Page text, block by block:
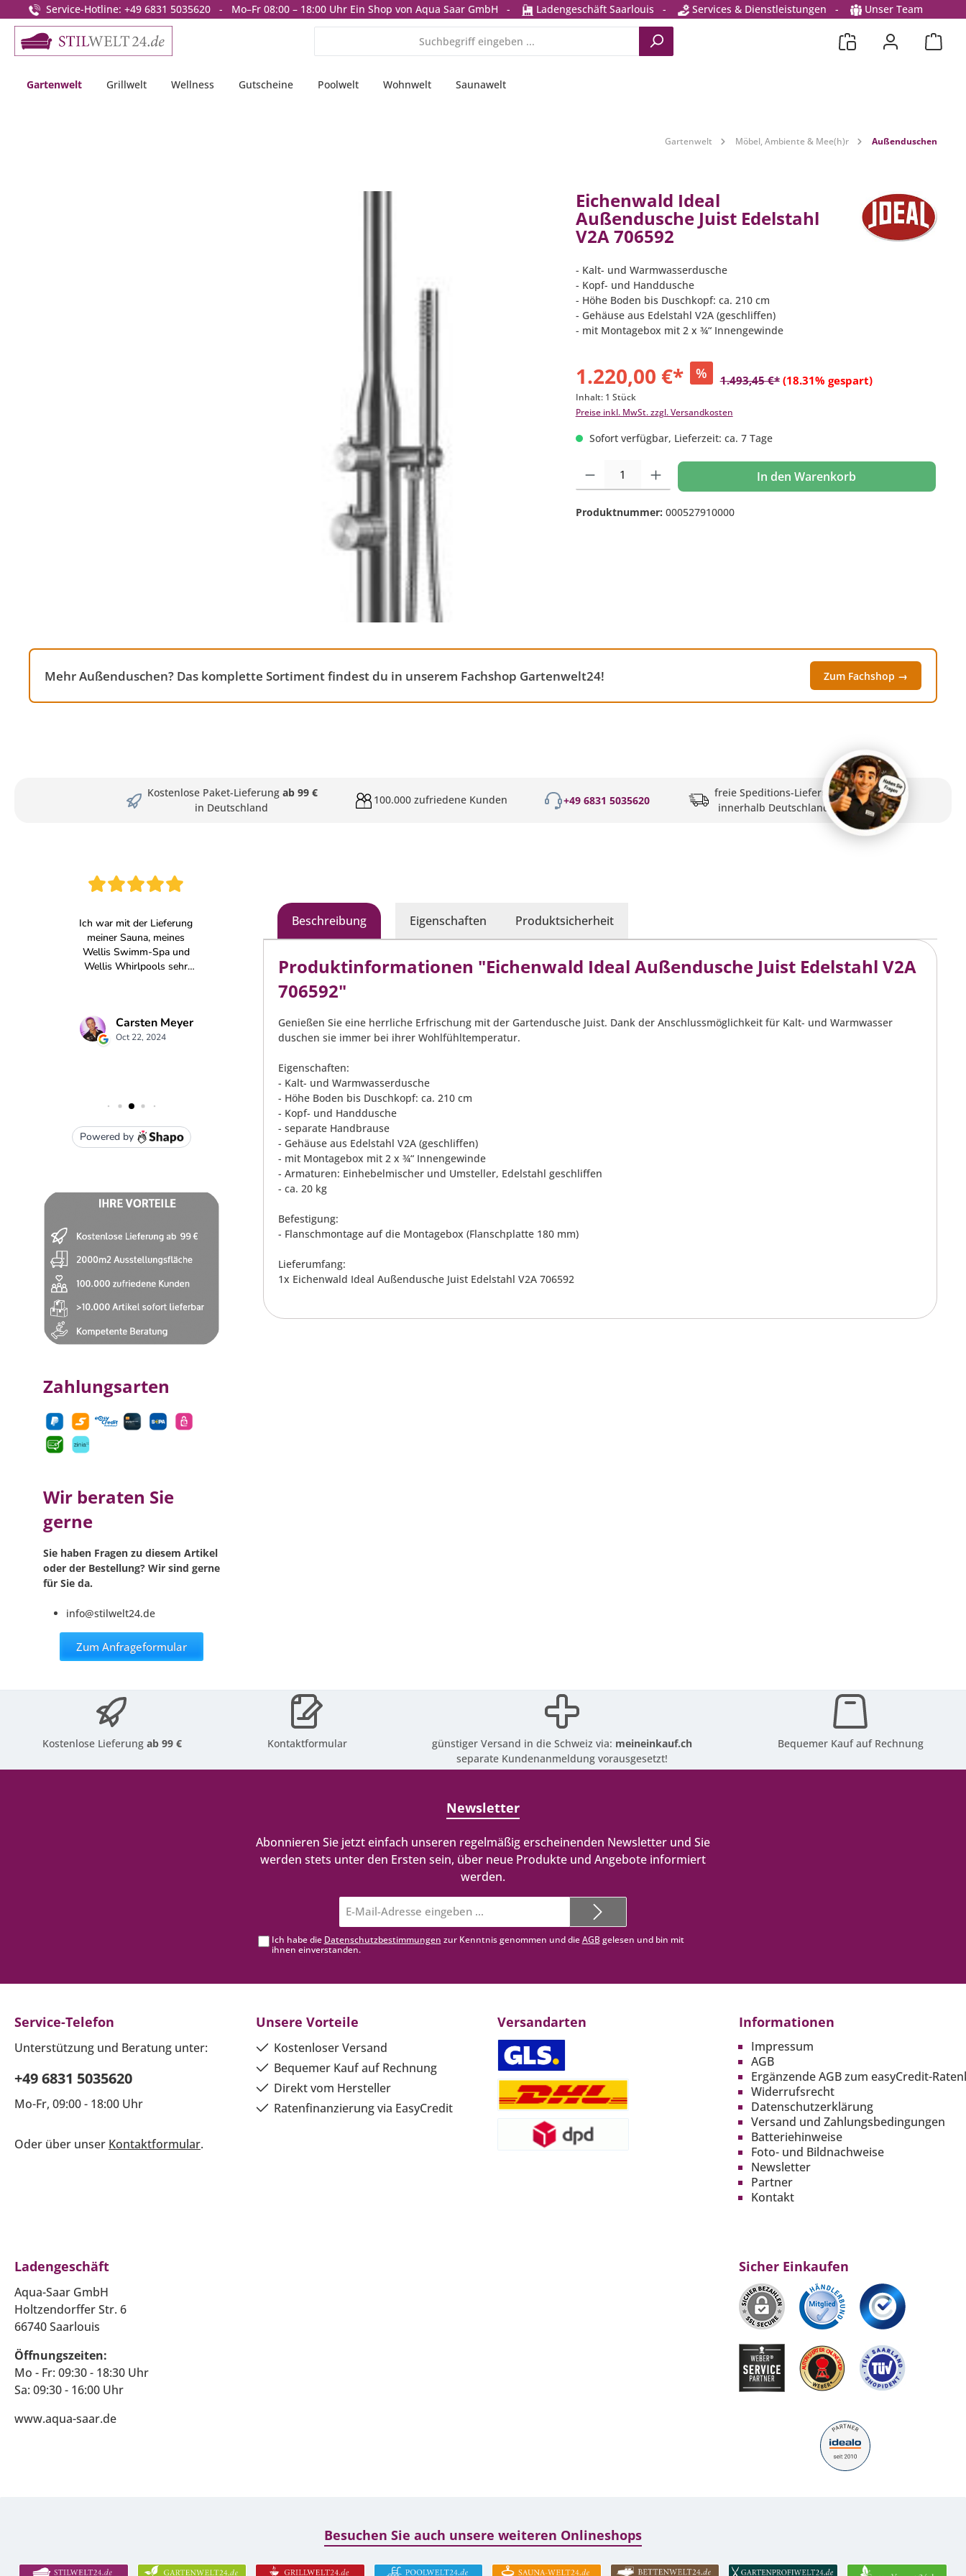
Zur Hauptnavigation springen
Service-Hotline: +49 6831 5035620 - Mo–Fr 08:00 – 18:00 Uhr Ein Shop von Aqua Saar GmbH - Ladengeschäft Saarlouis - Services & Dienstleistungen - Unser Team
Gartenwelt Grillwelt Wellness Gutscheine Poolwelt Wohnwelt Saunawelt
Gartenwelt Möbel, Ambiente & Mee(h)r Außenduschen
Eichenwald Ideal
Außendusche Juist Edelstahl
V2A 706592
- Kalt- und Warmwasserdusche
- Kopf- und Handdusche
- Höhe Boden bis Duschkopf: ca. 210 cm
- Gehäuse aus Edelstahl V2A (geschliffen)
- mit Montagebox mit 2 x ¾“ Innengewinde
1.220,00 €* % 1.493,45 €* (18.31% gespart)
Inhalt: 1 Stück
Preise inkl. MwSt. zzgl. Versandkosten
Sofort verfügbar, Lieferzeit: ca. 7 Tage
Produkt Anzahl: Gib den gewünschten Wert ein oder benutze die Schaltflächen um die
In den Warenkorb
Produktnummer: 000527910000
Mehr Außenduschen? Das komplette Sortiment findest du in unserem Fachshop Gartenwelt24! Zum Fachshop →
Kostenlose Paket-Lieferung ab 99 €
in Deutschland
100.000 zufriedene Kunden +49 6831 5035620
freie Speditions-Lieferung
innerhalb Deutschlands
Zahlungsarten
Wir beraten Sie
gerne
Sie haben Fragen zu diesem Artikel
oder der Bestellung? Wir sind gerne
für Sie da.
info@stilwelt24.de
Zum Anfrageformular
Beschreibung Eigenschaften Produktsicherheit
Produktinformationen "Eichenwald Ideal Außendusche Juist Edelstahl V2A
706592"
Genießen Sie eine herrliche Erfrischung mit der Gartendusche Juist. Dank der Anschlussmöglichkeit für Kalt- und Warmwasser
duschen sie immer bei ihrer Wohlfühltemperatur.
Eigenschaften:
- Kalt- und Warmwasserdusche
- Höhe Boden bis Duschkopf: ca. 210 cm
- Kopf- und Handdusche
- separate Handbrause
- Gehäuse aus Edelstahl V2A (geschliffen)
- mit Montagebox mit 2 x ¾“ Innengewinde
- Armaturen: Einhebelmischer und Umsteller, Edelstahl geschliffen
- ca. 20 kg
Befestigung:
- Flanschmontage auf die Montagebox (Flanschplatte 180 mm)
Lieferumfang:
1x Eichenwald Ideal Außendusche Juist Edelstahl V2A 706592
Kostenlose Lieferungab 99 € Kontaktformular günstiger Versand in die Schweiz via: meineinkauf.ch
separate Kundenanmeldung vorausgesetzt!
Bequemer Kauf auf Rechnung
Newsletter
Abonnieren Sie jetzt einfach unseren regelmäßig erscheinenden Newsletter und Sie
werden stets unter den Ersten sein, über neue Produkte und Angebote informiert
werden.
Mail-
Adresse*
Ich habe die Datenschutzbestimmungen zur Kenntnis genommen und dieAGBgelesen und bin mit
ihnen einverstanden.
Service-Telefon
Unterstützung und Beratung unter:
+49 6831 5035620
Mo-Fr, 09:00 - 18:00 Uhr
Oder über unser Kontaktformular.
Unsere Vorteile
Kostenloser Versand
Bequemer Kauf auf Rechnung
Direkt vom Hersteller
Ratenfinanzierung via EasyCredit
Versandarten Informationen
Impressum
AGB
Ergänzende AGB zum easyCredit-
Widerrufsrecht
Datenschutzerklärung
Versand und Zahlungsbedingungen
Batteriehinweise
Foto- und Bildnachweise
Newsletter
Partner
Kontakt
Ladengeschäft
Aqua-Saar GmbH
Holtzendorffer Str. 6
66740 Saarlouis
Öffnungszeiten:
Mo - Fr: 09:30 - 18:30 Uhr
Sa: 09:30 - 16:00 Uhr
www.aqua-saar.de
Sicher Einkaufen
Besuchen Sie auch unsere weiteren Onlineshops